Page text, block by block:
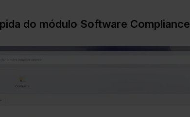
do módulo Software Compliance